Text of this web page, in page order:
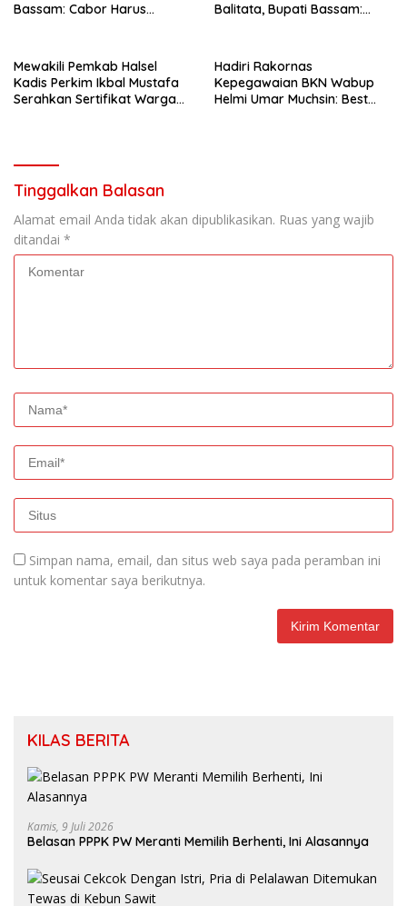
Bassam: Cabor Harus
Balitata, Bupati Bassam:
Mewakili Pemkab Halsel
Kadis Perkim Ikbal Mustafa
Serahkan Sertifikat Warga
Hadiri Rakornas
Kepegawaian BKN Wabup
Helmi Umar Muchsin: Best
Tinggalkan Balasan
Alamat email Anda tidak akan dipublikasikan. Ruas yang wajib
ditandai *
Simpan nama, email, dan situs web saya pada peramban ini
untuk komentar saya berikutnya.
KILAS BERITA
Kamis, 9 Juli 2026
Belasan PPPK PW Meranti Memilih Berhenti, Ini Alasannya